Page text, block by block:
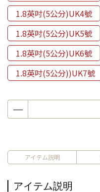
1.8英吋(5公分)UK4號
1.8英吋(5公分)UK5號
1.8英吋(5公分)UK6號
1.8英吋(5公分))UK7號
アイテム説明
アイテム説明